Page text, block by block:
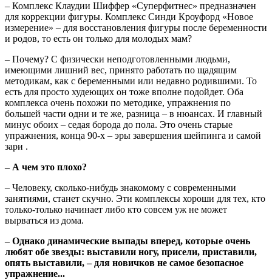
– Комплекс Клаудии Шиффер «Суперфитнес» предназначен
для коррекции фигуры. Комплекс Синди Кроуфорд «Новое
измерение» – для восстановления фигуры после беременности
и родов, то есть он только для молодых мам?
– Почему? С физически неподготовленными людьми,
имеющими лишний вес, принято работать по щадящим
методикам, как с беременными или недавно родившими. То
есть для просто худеющих он тоже вполне подойдет. Оба
комплекса очень похожи по методике, упражнения по
большей части одни и те же, разница – в нюансах. И главный
минус обоих – седая борода до пола. Это очень старые
упражнения, конца 90-х – эры завершения шейпинга и самой
зари .
– А чем это плохо?
– Человеку, сколько-нибудь знакомому с современными
занятиями, станет скучно. Эти комплексы хороши для тех, кто
только-только начинает либо кто совсем уж не может
вырваться из дома.
– Однако динамические выпады вперед, которые очень
любят обе звезды: выставили ногу, присели, приставили,
опять выставили, – для новичков не самое безопасное
упражнение...